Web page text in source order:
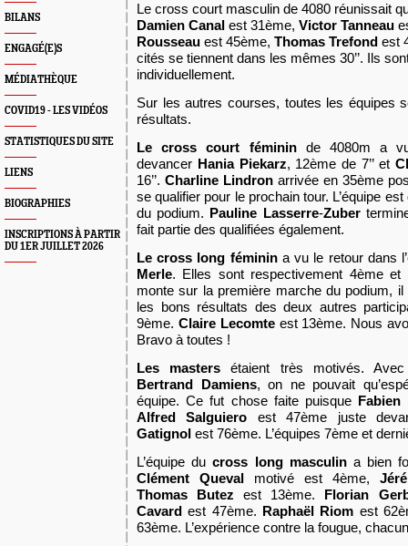
BILANS
ENGAGÉ(E)S
MÉDIATHÈQUE
COVID19 - LES VIDÉOS
STATISTIQUES DU SITE
LIENS
BIOGRAPHIES
INSCRIPTIONS À PARTIR
DU 1ER JUILLET 2026
Le cross court masculin de 4080 réunissait
Damien Canal est 31ème, Victor Tanneau
Rousseau est 45ème, Thomas Trefond est
cités se tiennent dans les mêmes 30’’. Ils
individuellement.
Sur les autres courses, toutes les équipes
résultats.
Le cross court fémininde 4080m a
devancer Hania Piekarz, 12ème de 7’’ et
16’’. Charline Lindron arrivée en 35ème
se qualifier pour le prochain tour. L’équipe
du podium. Pauline Lasserre-Zuber
fait partie des qualifiées également.
Le cross long féminina vu le retour dans
Merle. Elles sont respectivement 4ème
monte sur la première marche du podium,
les bons résultats des deux autres
9ème. Claire Lecomteest 13ème. Nous
Bravo à toutes !
Les masters étaient très motivés.
Bertrand Damiens, on ne pouvait
équipe. Ce fut chose faite puisque Fabien
Alfred Salguiero est 47ème juste
Gatignol est 76ème. L’équipes 7ème et
L’équipe ducross long masculin a bien
Clément Queval motivé est 4ème,
Thomas Butez est 13ème. Florian
Cavard est 47ème. Raphaël Riom est
63ème. L’expérience contre la fougue,